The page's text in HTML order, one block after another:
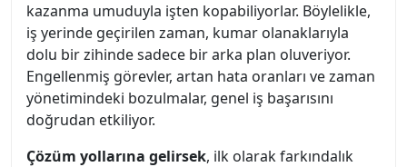
kazanma umuduyla işten kopabiliyorlar. Böylelikle,
iş yerinde geçirilen zaman, kumar olanaklarıyla
dolu bir zihinde sadece bir arka plan oluveriyor.
Engellenmiş görevler, artan hata oranları ve zaman
yönetimindeki bozulmalar, genel iş başarısını
doğrudan etkiliyor.
Çözüm yollarına gelirsek, ilk olarak farkındalık